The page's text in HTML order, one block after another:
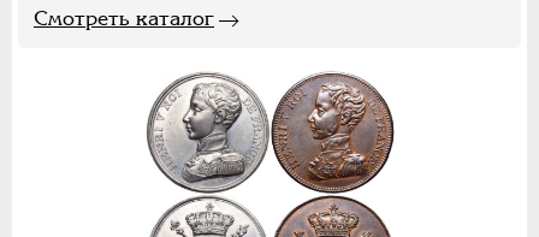
Смотреть каталог